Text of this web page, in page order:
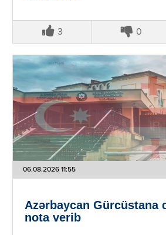
3 0
06.08.2026 11:55
Azərbaycan Gürcüstana
nota verib